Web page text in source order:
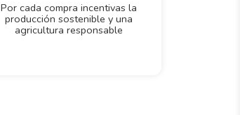
Por cada compra incentivas la
producción sostenible y una
agricultura responsable